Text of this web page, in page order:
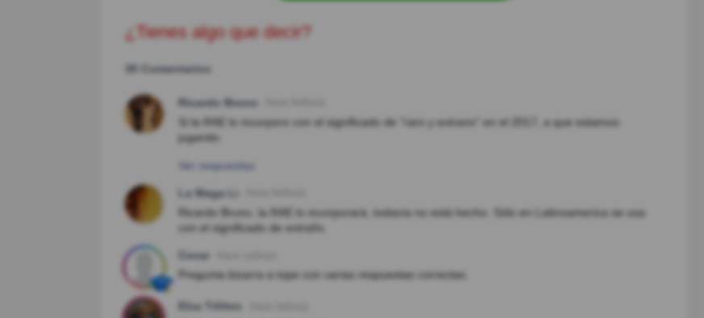
¿Tienes algo que decir?
30 Comentarios
Ricardo Bruno
Si la RAE lo incorporo con el significado de "raro y extrano" en el 2017, a que estamos
jugando.
Ver respuestas
La Maga Li
Ricardo Bruno, la RAE lo incorporará, todavía no está hecho. Sólo en Latinoamerica se usa
con el significado de extraño.
Cesar
Pregunta bizarra a tope con varias respuestas correctas.
Elsa Télites